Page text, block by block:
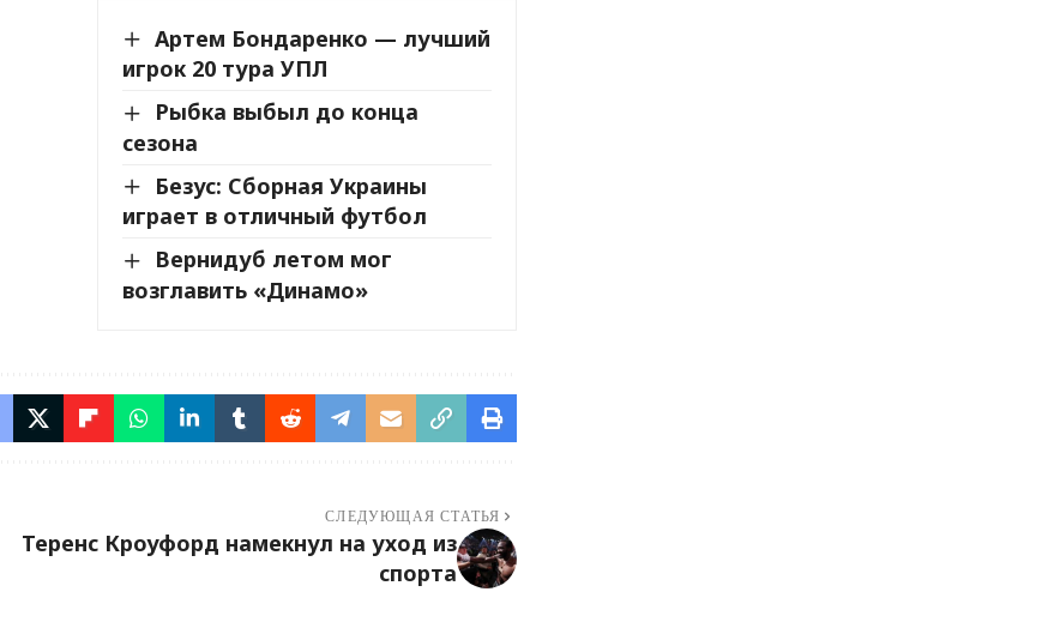
Артем Бондаренко — лучший
игрок 20 тура УПЛ
Рыбка выбыл до конца
сезона
Безус: Сборная Украины
играет в отличный футбол
Вернидуб летом мог
возглавить «Динамо»
СЛЕДУЮЩАЯ СТАТЬЯ
Теренс Кроуфорд намекнул на уход из
спорта